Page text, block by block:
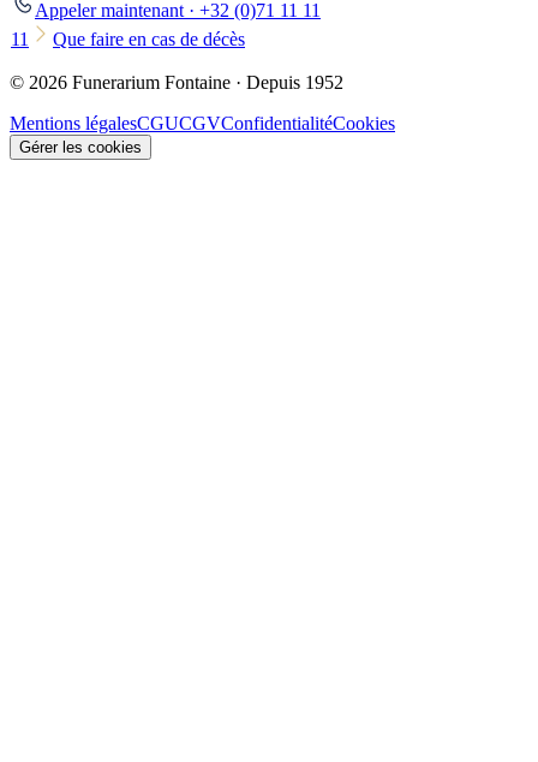
Appeler maintenant · +32 (0)71 11 11
11
Que faire en cas de décès
© 2026 Funerarium Fontaine · Depuis 1952
Mentions légalesCGUCGVConfidentialitéCookies
Gérer les cookies